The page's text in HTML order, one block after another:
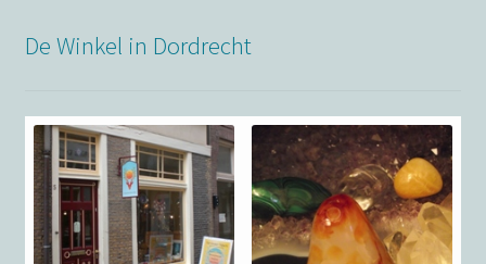
De Winkel in Dordrecht